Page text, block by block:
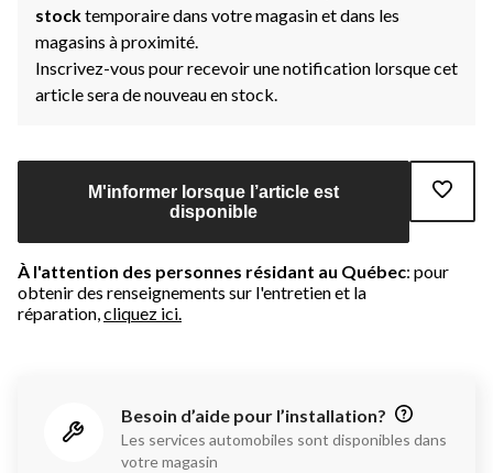
stocktemporaire dans votre magasin et dans les
magasins à proximité.
Inscrivez-vous pour recevoir une notification lorsque cet
article sera de nouveau en stock.
M'informer lorsque l’article est
disponible
À l'attention des personnes résidant au Québec: pour
obtenir des renseignements sur l'entretien et la
réparation, cliquez ici.
Besoin d’aide pour l’installation?
Les services automobiles sont disponibles dans
votre magasin